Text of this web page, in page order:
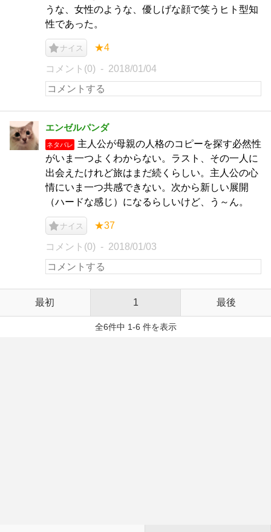
うな、女性のような、優しげな顔で笑うヒト型知
性であった。
ナイス ★4
コメント(0) 2018/01/04
エンゼルパンダ
ネタバレ
主人公が母親の人格のコピーを探す必然性
がいま一つよくわからない。ラスト、その一人に
出会えたけれど旅はまだ続くらしい。主人公の心
情にいま一つ共感できない。次から新しい展開
（ハードな感じ）になるらしいけど、う～ん。
ナイス ★37
コメント(0) 2018/01/03
最初 1 最後
全6件中 1-6 件を表示